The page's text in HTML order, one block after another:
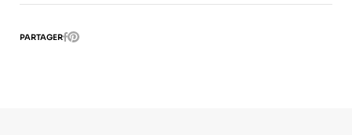
PARTAGERFacebook
Pinterest